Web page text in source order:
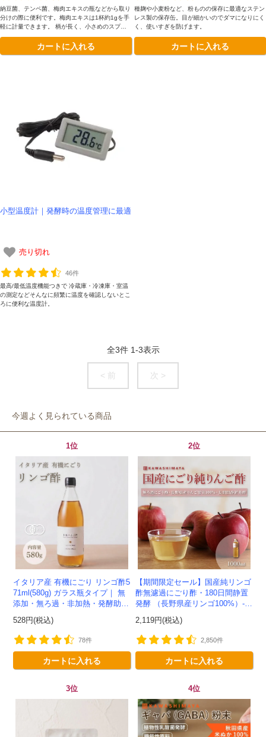
納豆菌、テンペ菌、梅肉エキスの瓶などから取り
分けの際に便利です。梅肉エキスは1杯約1gを手
軽に計量できます。 柄が長く、小さめのスプー
カートに入れる
種麹や小麦粉など、粉ものの保存に最適なステン
レス製の保存缶。目が細かいのでダマになりにく
く、使いすぎを防げます。
カートに入れる
小型温度計｜発酵時の温度管理に最適
売り切れ
46件
最高/最低温度機能つきで 冷蔵庫・冷凍庫・室温
の測定などそんなに頻繁に温度を確認しないとこ
ろに便利な温度計。
全3件 1-3表示
< 前 次 >
今週よく見られている商品
1位
イタリア産 有機にごり リンゴ酢5
71ml(580g) ガラス瓶タイプ｜ 無
添加・無ろ過・非加熱・発酵助剤
不使用のアップルサイダービネガ
ー -かわしま屋-
528円(税込)
78件
カートに入れる
2位
【期間限定セール】国産純リンゴ
酢無濾過にごり酢・180日間静置
発酵 （長野県産リンゴ100%）-1
000ml-かわしま屋-
2,119円(税込)
2,850件
カートに入れる
3位 4位